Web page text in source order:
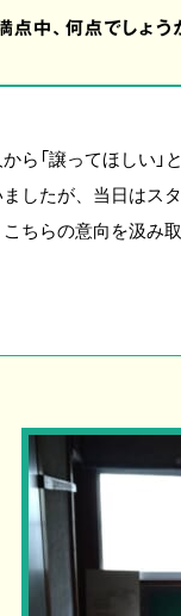
中、何点でしょう
「譲ってほしい」
したが、当日はス
ちらの意向を汲み